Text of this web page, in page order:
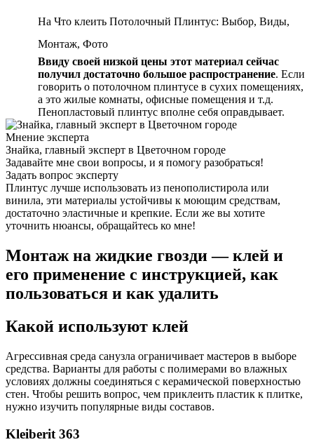
На Что клеить Потолочный Плинтус: Выбор, Виды,
Монтаж, Фото
Ввиду своей низкой цены этот материал сейчас
получил достаточно большое распространение. Если
говорить о потолочном плинтусе в сухих помещениях,
а это жилые комнаты, офисные помещения и т.д.
Пенопластовый плинтус вполне себя оправдывает.
Мнение эксперта
Знайка, главный эксперт в Цветочном городе
Задавайте мне свои вопросы, и я помогу разобраться!
Задать вопрос эксперту
Плинтус лучше использовать из пенополистирола или
винила, эти материалы устойчивы к моющим средствам,
достаточно эластичные и крепкие. Если же вы хотите
уточнить нюансы, обращайтесь ко мне!
Монтаж на жидкие гвозди — клей и
его применение с инструкцией, как
пользоваться и как удалить
Какой используют клей
Агрессивная среда санузла ограничивает мастеров в выборе
средства. Варианты для работы с полимерами во влажных
условиях должны соединяться с керамической поверхностью
стен. Чтобы решить вопрос, чем приклеить пластик к плитке,
нужно изучить популярные виды составов.
Kleiberit 363